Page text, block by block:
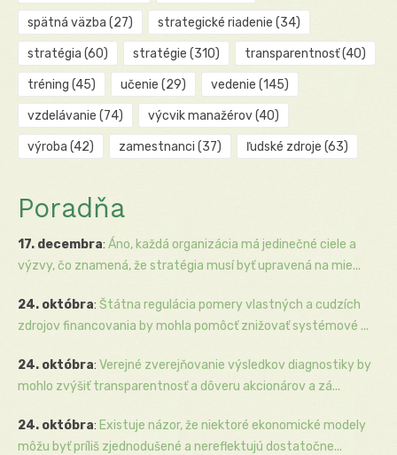
spätná väzba (27) strategické riadenie (34)
stratégia (60) stratégie (310) transparentnosť(40)
tréning (45) učenie (29) vedenie (145)
vzdelávanie (74) výcvik manažérov(40)
výroba (42) zamestnanci (37) ľudské zdroje (63)
Poradňa
17. decembra: Áno, každá organizácia má jedinečné ciele a
výzvy, čo znamená, že stratégia musí byť upravená na mie...
24. októbra: Štátna regulácia pomery vlastných a cudzích
zdrojov financovania by mohla pomôcť znižovať systémové ...
24. októbra: Verejné zverejňovanie výsledkov diagnostiky by
mohlo zvýšiť transparentnosť a dôveru akcionárov a zá...
24. októbra: Existuje názor, že niektoré ekonomické modely
môžu byť príliš zjednodušené a nereflektujú dostatočne...